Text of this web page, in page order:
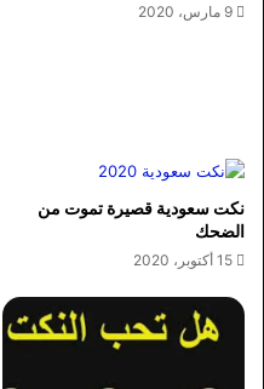
9 مارس، 2020
نكت سعودية قصيرة تموت من
الضحك
15 أكتوبر، 2020